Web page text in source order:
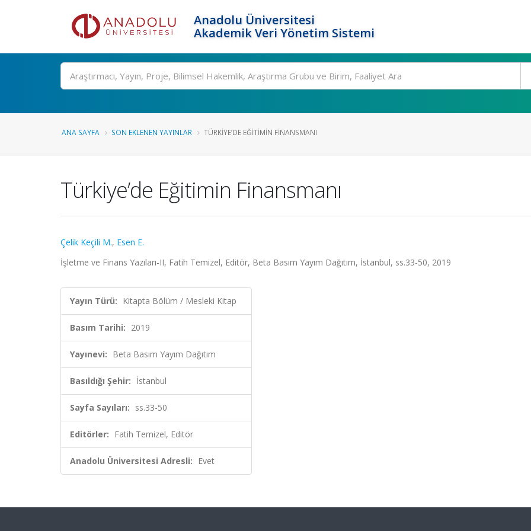
Anadolu Üniversitesi
Akademik Veri Yönetim Sistemi
Ara
ANA SAYFA SON EKLENEN YAYINLAR TÜRKIYE’DE EĞITIMIN FINANSMANI
Türkiye’de Eğitimin Finansmanı
Çelik Keçili M., Esen E.
İşletme ve Finans Yazıları-II, Fatih Temizel, Editör, Beta Basım Yayım Dağıtım, İstanbul, ss.33-50, 2019
Yayın Türü: Kitapta Bölüm / Mesleki Kitap
Basım Tarihi: 2019
Yayınevi: Beta Basım Yayım Dağıtım
Basıldığı Şehir: İstanbul
Sayfa Sayıları: ss.33-50
Editörler: Fatih Temizel, Editör
Anadolu Üniversitesi Adresli: Evet